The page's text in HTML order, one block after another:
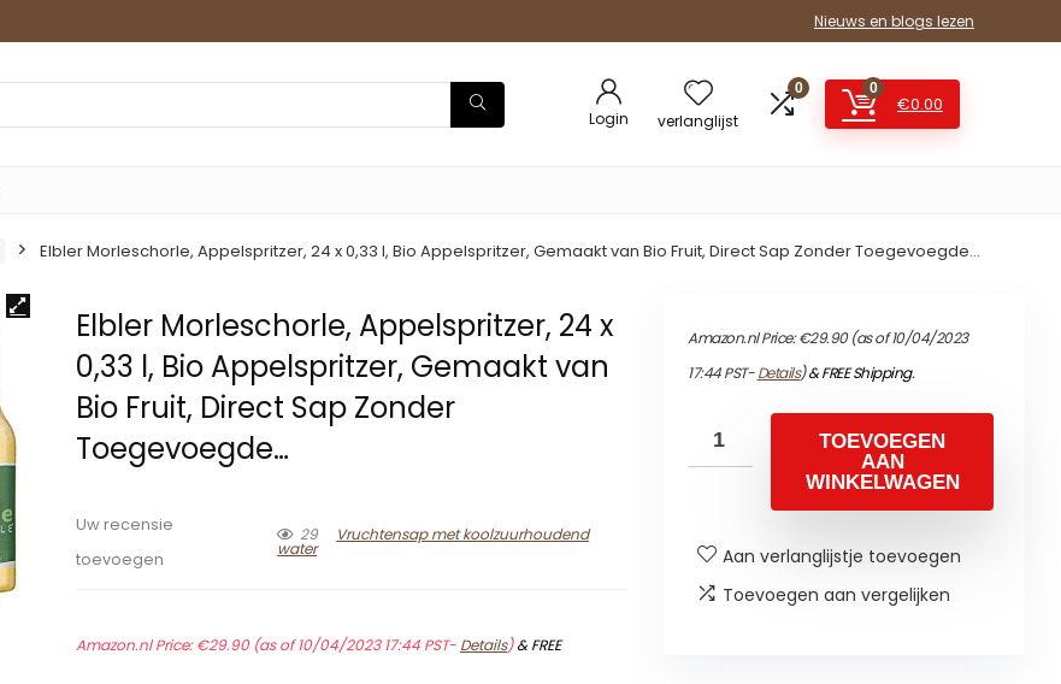
Nieuws en blogs lezen
Login verlanglijst
0 0
€0.00
Elbler Morleschorle, Appelspritzer, 24 x 0,33 l, Bio Appelspritzer, Gemaakt van Bio Fruit, Direct Sap Zonder Toegevoegde…
Elbler Morleschorle, Appelspritzer, 24 x
0,33 l, Bio Appelspritzer, Gemaakt van
Bio Fruit, Direct Sap Zonder
Toegevoegde…
Uw recensie
toevoegen
29 Vruchtensap met koolzuurhoudend
water
Amazon.nl Price:€29.90(as of 10/04/2023 17:44 PST- Details)&FREE
Amazon.nl Price:€29.90(as of 10/04/2023
17:44 PST-Details)&FREE Shipping.
TOEVOEGEN
AAN
WINKELWAGEN
Aan verlanglijstje toevoegen
Toevoegen aan vergelijken